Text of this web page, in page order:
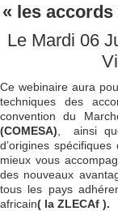
« les
Le Mardi 06
Ce webinaire aura
techniques des
convention du
(COMESA) , ainsi
d’origines
mieux vous
des nouveaux
tous les pays
africain( la ZLECAf ).